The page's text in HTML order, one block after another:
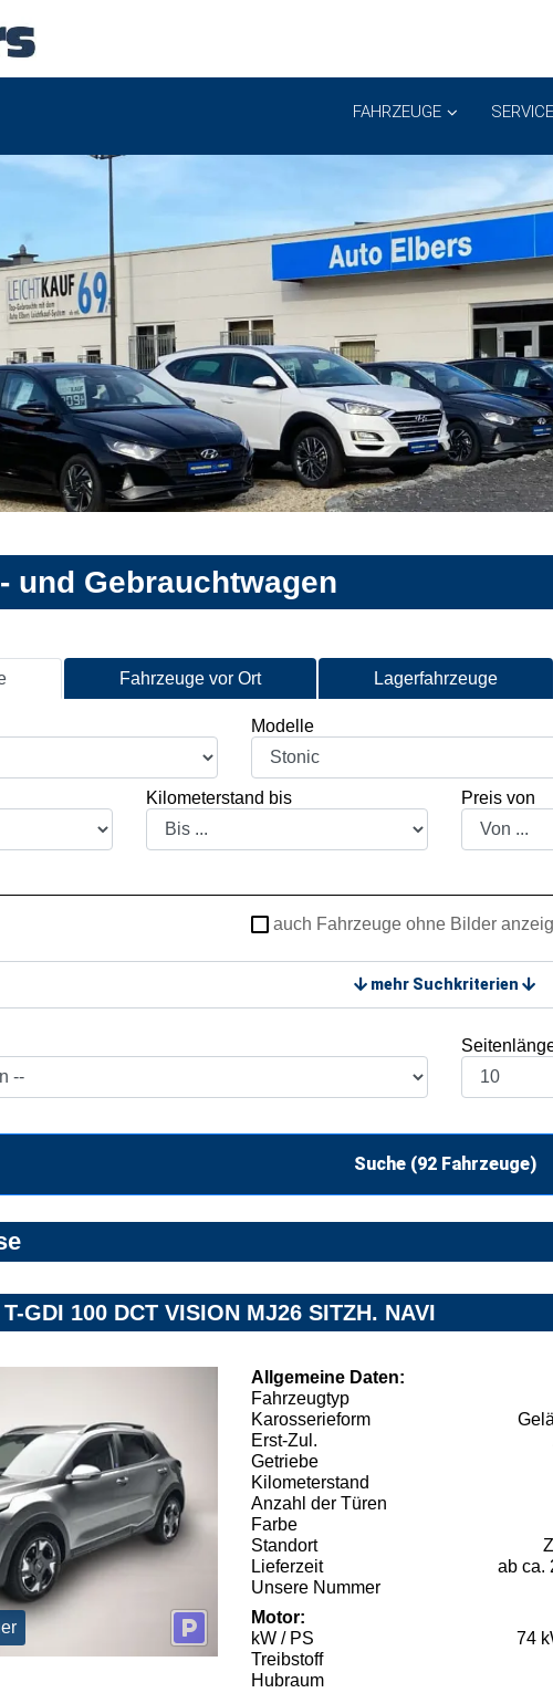
FAHRZEUGE SERVICE
und Gebrauchtwagen
Fahrzeuge vor Ort Lagerfahrzeuge
Modelle
Kilometerstand bis Preis von
auch Fahrzeuge ohne Bilder
mehr Suchkriterien
Suche (92Fahrzeuge)
GDI 100 DCT VISION MJ26 SITZH. NAVI
Allgemeine Daten:
Fahrzeugtyp
Karosserieform
Erst-Zul.
Getriebe
Kilometerstand
Anzahl der Türen
Farbe
Standort
Lieferzeit
ab ca.
Unsere Nummer
Motor:
kW / PS
74
Treibstoff
Hubraum